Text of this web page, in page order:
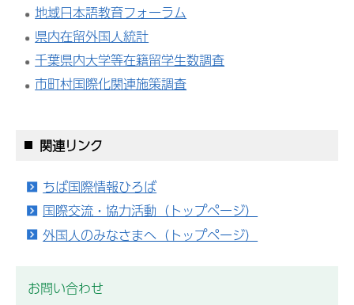
地域日本語教育フォーラム
県内在留外国人統計
千葉県内大学等在籍留学生数調査
市町村国際化関連施策調査
関連リンク
ちば国際情報ひろば
国際交流・協力活動（トップページ）
外国人のみなさまへ（トップページ）
お問い合わせ